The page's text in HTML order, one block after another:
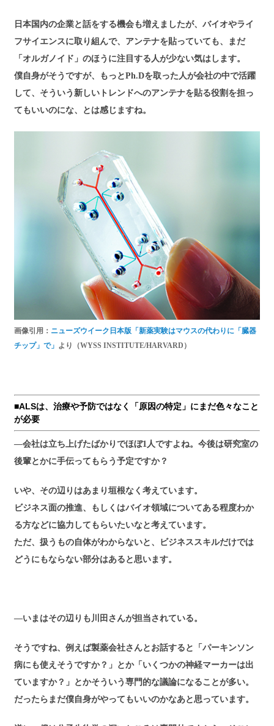
日本国内の企業と話をする機会も増えましたが、バイオやライ
フサイエンスに取り組んで、アンテナを貼っていても、まだ
「オルガノイド」のほうに注目する人が少ない気はします。
僕自身がそうですが、もっとPh.Dを取った人が会社の中で活躍
して、そういう新しいトレンドへのアンテナを貼る役割を担っ
てもいいのにな、とは感じますね。
画像引用： ニューズウイーク日本版「新薬実験はマウスの代わりに「臓器
チップ」で」 より（WYSS INSTITUTE/HARVARD）
■ALSは、治療や予防ではなく「原因の特定」にまだ色々なこと
が必要
―会社は立ち上げたばかりでほぼ1人ですよね。今後は研究室の
後輩とかに手伝ってもらう予定ですか？
いや、その辺りはあまり垣根なく考えています。
ビジネス面の推進、もしくはバイオ領域についてある程度わか
る方などに協力してもらいたいなと考えています。
ただ、扱うもの自体がわからないと、ビジネススキルだけでは
どうにもならない部分はあると思います。
―いまはその辺りも川田さんが担当されている。
そうですね、例えば製薬会社さんとお話すると「パーキンソン
病にも使えそうですか？」とか「いくつかの神経マーカーは出
ていますか？」とかそういう専門的な議論になることが多い。
だったらまだ僕自身がやってもいいのかなあと思っています。